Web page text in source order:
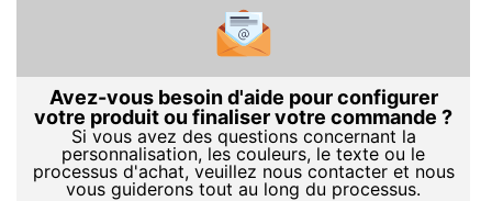
Avez-vous besoin d'aide pour configurer
votre produit ou finaliser votre commande ?
Si vous avez des questions concernant la
personnalisation, les couleurs, le texte ou le
processus d'achat, veuillez nous contacter et nous
vous guiderons tout au long du processus.